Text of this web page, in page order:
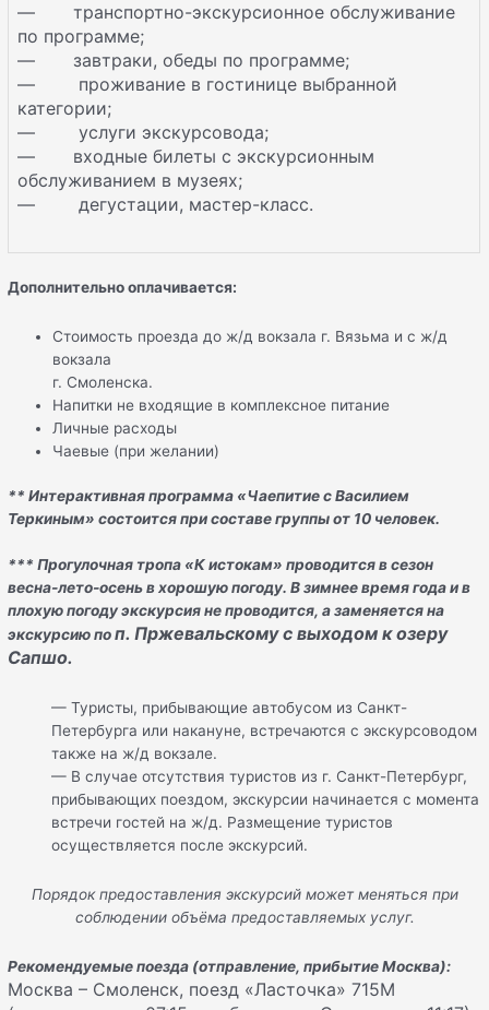
— транспортно-экскурсионное обслуживание
по программе;
— завтраки, обеды по программе;
— проживание в гостинице выбранной
категории;
— услуги экскурсовода;
— входные билеты с экскурсионным
обслуживанием в музеях;
— дегустации, мастер-класс.
Дополнительно оплачивается:
Стоимость проезда до ж/д вокзала г. Вязьма и с ж/д
вокзала
г. Смоленска.
Напитки не входящие в комплексное питание
Личные расходы
Чаевые (при желании)
** Интерактивная программа «Чаепитие с Василием
Теркиным» состоится при составе группы от 10 человек.
*** Прогулочная тропа «К истокам» проводится в сезон
весна-лето-осень в хорошую погоду. В зимнее время года и в
плохую погоду экскурсия не проводится, а заменяется на
экскурсию поп. Пржевальскому с выходом к озеру
Сапшо.
— Туристы, прибывающие автобусом из Санкт-
Петербурга или накануне, встречаются с экскурсоводом
также на ж/д вокзале.
— В случае отсутствия туристов из г. Санкт-Петербург,
прибывающих поездом, экскурсии начинается с момента
встречи гостей на ж/д. Размещение туристов
осуществляется после экскурсий.
Порядок предоставления экскурсий может меняться при
соблюдении объёма предоставляемых услуг.
Рекомендуемые поезда (отправление, прибытие Москва):
Москва – Смоленск, поезд «Ласточка» 715М